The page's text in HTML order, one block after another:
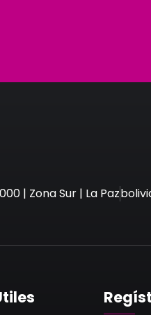
| Zona Sur | La Paz